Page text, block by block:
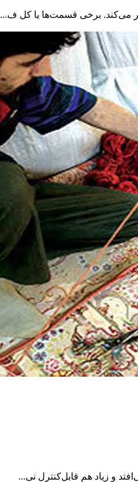
می‌کند. برخی قسمت‌ها یا کل ف...
و زیاد هم قابل‌کنترل نی...